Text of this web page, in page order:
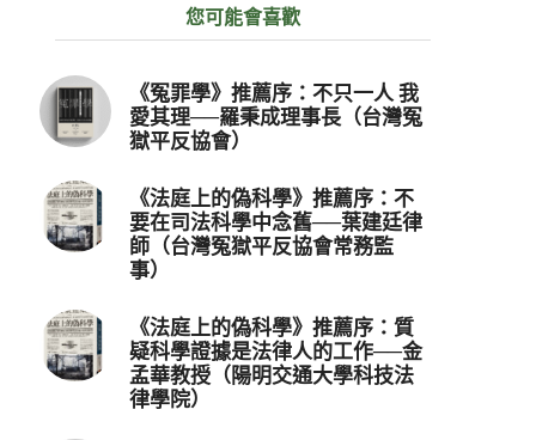
您可能會喜歡
《冤罪學》推薦序：不只一人 我
愛其理──羅秉成理事長（台灣冤
獄平反協會）
《法庭上的偽科學》推薦序：不
要在司法科學中念舊──葉建廷律
師（台灣冤獄平反協會常務監
事）
《法庭上的偽科學》推薦序：質
疑科學證據是法律人的工作──金
孟華教授（陽明交通大學科技法
律學院）